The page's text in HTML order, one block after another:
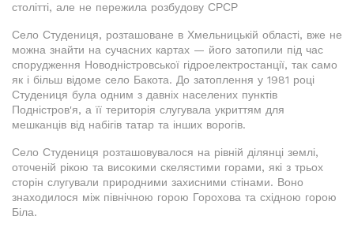
столітті, але не пережила розбудову СРСР
Село Студениця, розташоване в Хмельницькій області, вже не
можна знайти на сучасних картах — його затопили під час
спорудження Новодністровської гідроелектростанції, так само
як і більш відоме село Бакота. До затоплення у 1981 році
Студениця була одним з давніх населених пунктів
Подністров'я, а її територія слугувала укриттям для
мешканців від набігів татар та інших ворогів.
Село Студениця розташовувалося на рівній ділянці землі,
оточеній рікою та високими скелястими горами, які з трьох
сторін слугували природними захисними стінами. Воно
знаходилося між північною горою Горохова та східною горою
Біла.